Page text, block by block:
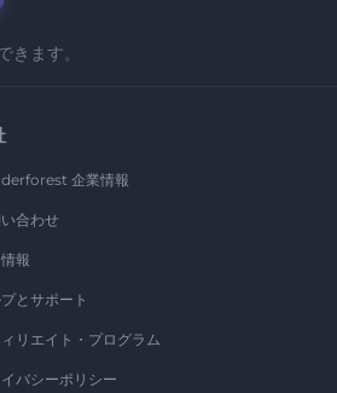
きます。
企業情報
合わせ
報
とサポート
リエイト・プログラム
バシーポリシー